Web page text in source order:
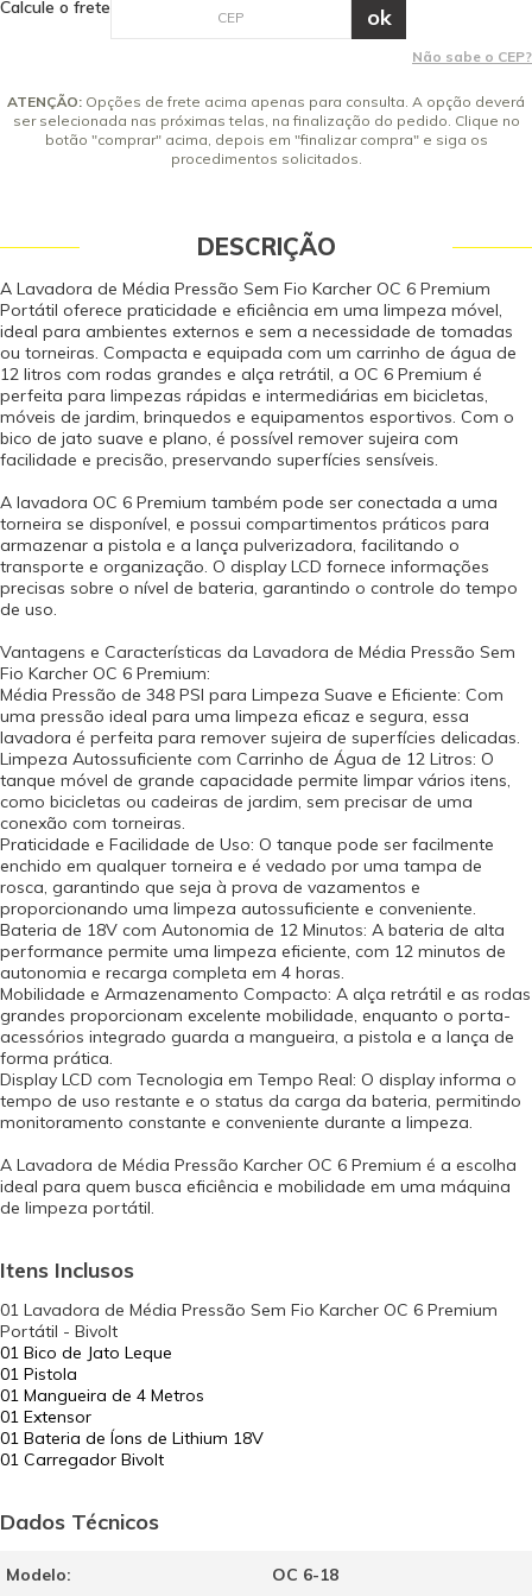
restante e o status da carga da bateria, permitindo monitoramento
Karcher OC 6 Premium é a escolha ideal para quem busca eficiência e
Lavadora de Média Pressão Sem Fio Karcher OC 6 Premium Portátil - Bivolt
01 Bico de Jato Leque 01 Pistola 01 Mangueira de 4 Metros 01 Extensor 01
Bateria de Íons de Lithium 18V 01 Carregador Bivolt Dados Técnicos
Modelo: OC 6-18 Tensão (V): Bateria Autonomia aproximada (min): 15
é certificada compulsoriamente junto ao INMETRO pelo OCP ICBr - 0052. *A
Pressão Máxima de Trabalho Permissível (também conhecida como
Pressão Máxima de Trabalho Admissível) é o maior valor de pressão a que
um equipamento pode ser submetido continuamente, de acordo com o
código de projeto, a resistência dos materiais utilizados, as dimensões do
equipamento e seus parâmetros operacionais. Garantia - Garantia: 12
meses (3 meses de garantia legal por lei, contando a partir da data de
emissão da Nota Fiscal de Venda e 9 meses de garantia concedido pelo
fabricante contra defeito de fabricação). Vídeo Interativo
8x de R$ 360,40 sem juros
9x de R$ 320,35 sem juros
Calcule o frete
Não sabe o CEP?
ATENÇÃO: Opções de frete acima apenas para consulta. A opção deverá
ser selecionada nas próximas telas, na finalização do pedido. Clique no
botão "comprar" acima, depois em "finalizar compra" e siga os
procedimentos solicitados.
DESCRIÇÃO
A Lavadora de Média Pressão Sem Fio Karcher OC 6 Premium
Portátil oferece praticidade e eficiência em uma limpeza móvel,
ideal para ambientes externos e sem a necessidade de tomadas
ou torneiras. Compacta e equipada com um carrinho de água de
12 litros com rodas grandes e alça retrátil, a OC 6 Premium é
perfeita para limpezas rápidas e intermediárias em bicicletas,
móveis de jardim, brinquedos e equipamentos esportivos. Com o
bico de jato suave e plano, é possível remover sujeira com
facilidade e precisão, preservando superfícies sensíveis.
A lavadora OC 6 Premium também pode ser conectada a uma
torneira se disponível, e possui compartimentos práticos para
armazenar a pistola e a lança pulverizadora, facilitando o
transporte e organização. O display LCD fornece informações
precisas sobre o nível de bateria, garantindo o controle do tempo
de uso.
Vantagens e Características da Lavadora de Média Pressão Sem
Fio Karcher OC 6 Premium:
Média Pressão de 348 PSI para Limpeza Suave e Eficiente: Com
uma pressão ideal para uma limpeza eficaz e segura, essa
lavadora é perfeita para remover sujeira de superfícies delicadas.
Limpeza Autossuficiente com Carrinho de Água de 12 Litros: O
tanque móvel de grande capacidade permite limpar vários itens,
como bicicletas ou cadeiras de jardim, sem precisar de uma
conexão com torneiras.
Praticidade e Facilidade de Uso: O tanque pode ser facilmente
enchido em qualquer torneira e é vedado por uma tampa de
rosca, garantindo que seja à prova de vazamentos e
proporcionando uma limpeza autossuficiente e conveniente.
Bateria de 18V com Autonomia de 12 Minutos: A bateria de alta
performance permite uma limpeza eficiente, com 12 minutos de
autonomia e recarga completa em 4 horas.
Mobilidade e Armazenamento Compacto: A alça retrátil e as rodas
grandes proporcionam excelente mobilidade, enquanto o porta-
acessórios integrado guarda a mangueira, a pistola e a lança de
forma prática.
Display LCD com Tecnologia em Tempo Real: O display informa o
tempo de uso restante e o status da carga da bateria, permitindo
monitoramento constante e conveniente durante a limpeza.
A Lavadora de Média Pressão Karcher OC 6 Premium é a escolha
ideal para quem busca eficiência e mobilidade em uma máquina
de limpeza portátil.
Itens Inclusos
01 Lavadora de Média Pressão Sem Fio Karcher OC 6 Premium
Portátil - Bivolt
01 Bico de Jato Leque
01 Pistola
01 Mangueira de 4 Metros
01 Extensor
01 Bateria de Íons de Lithium 18V
01 Carregador Bivolt
Dados Técnicos
Modelo: OC 6-18